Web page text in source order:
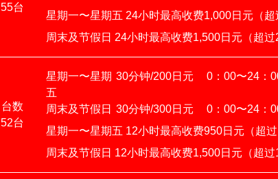
55台
星期一〜星期五 24小时最高收费1,000日元（超
周末及节假日 24小时最高收费1,500日元（超过
台数
52台
星期一〜星期
五
30分钟/200日元 0：00〜24：
周末及节假日 30分钟/300日元
0：00〜24：
星期一〜星期五 12小时最高收费950日元（超
周末及节假日 12小时最高收费1,500日元（超过